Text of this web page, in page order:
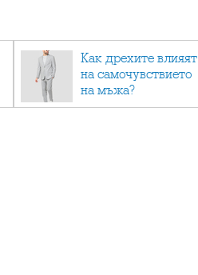
Как дрехите влияят
на самочувствието
на мъжа?